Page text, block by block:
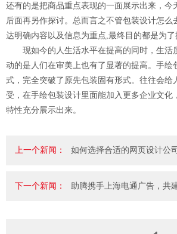
还有的是把商品重点表现的一面展示出来，今
后面再另作探讨。总而言之不管包装设计怎么
达明确内容以及信息为重点,最终目的都是为了
现如今的人生活水平在提高的同时，生活
动的是人们在审美上也有了显著的提高。手绘
式，完全突破了原先包装固有形式。往往会给
受，在手绘包装设计里面能加入更多企业文化
特性充分展示出来。
上一个新闻： 如何选择合适的网页设计公
下一个新闻： 助腾携手上海电通广告，共